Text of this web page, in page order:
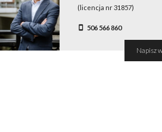
(licencja nr 31857)
506 566 860
Napisz